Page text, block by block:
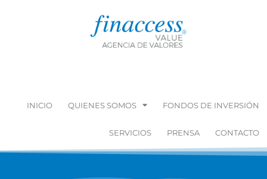
INICIO QUIENES SOMOS FONDOS DE INVERSIÓN
SERVICIOS PRENSA CONTACTO